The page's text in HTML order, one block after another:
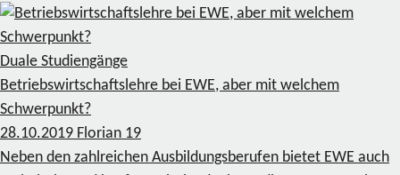
Duale Studiengänge
Betriebswirtschaftslehre bei EWE, aber mit welchem
Schwerpunkt?
28.10.2019 Florian 19
Neben den zahlreichen Ausbildungsberufen bietet EWE auch